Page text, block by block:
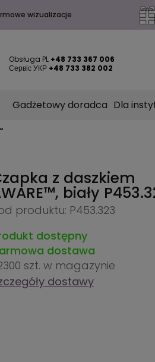
wizualizacje
Obsługa PL +48 733 367 006
Сервіс УКР +48 733 382 002
Gadżetowy doradca Dla
z daszkiem
biały
produktu: P453.323
dostępny
dostawa
szt. w magazynie
dostawy